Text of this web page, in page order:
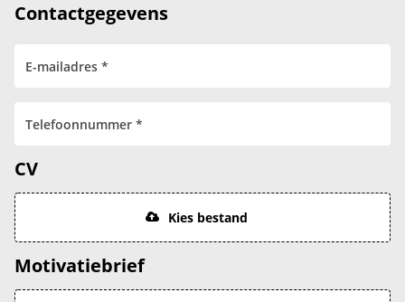
Contactgegevens
CV
Kies bestand
Motivatiebrief